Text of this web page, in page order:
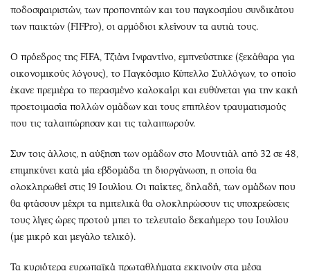
ποδοσφαιριστών, των προπονητών και του παγκοσμίου συνδικάτου
των παικτών (FIFPro), οι αρμόδιοι κλείνουν τα αυτιά τους.
Ο πρόεδρος της FIFA, Τζιάνι Ινφαντίνο, εμπνεύστηκε (ξεκάθαρα για
οικονομικούς λόγους), το Παγκόσμιο Κύπελλο Συλλόγων, το οποίο
έκανε πρεμιέρα το περασμένο καλοκαίρι και ευθύνεται για την κακή
προετοιμασία πολλών ομάδων και τους επιπλέον τραυματισμούς
που τις ταλαιπώρησαν και τις ταλαιπωρούν.
Συν τοις άλλοις, η αύξηση των ομάδων στο Μουντιάλ από 32 σε 48,
επιμηκύνει κατά μία εβδομάδα τη διοργάνωση, η οποία θα
ολοκληρωθεί στις 19 Ιουλίου. Οι παίκτες, δηλαδή, των ομάδων που
θα φτάσουν μέχρι τα ημιτελικά θα ολοκληρώσουν τις υποχρεώσεις
τους λίγες ώρες προτού μπει το τελευταίο δεκαήμερο του Ιουλίου
(με μικρό και μεγάλο τελικό).
Τα κυριότερα ευρωπαϊκά πρωταθλήματα εκκινούν στα μέσα